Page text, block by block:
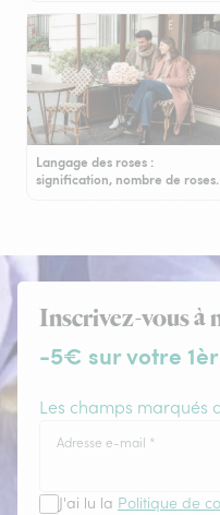
Langage des roses :
signification, nombre de
Inscrivez-vous à
-5€ sur votre
Les champs marqués
Adresse e-mail *
J'ai lu la Politique de